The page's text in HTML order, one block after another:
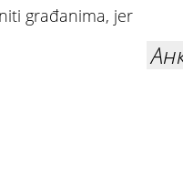
građanima, jer